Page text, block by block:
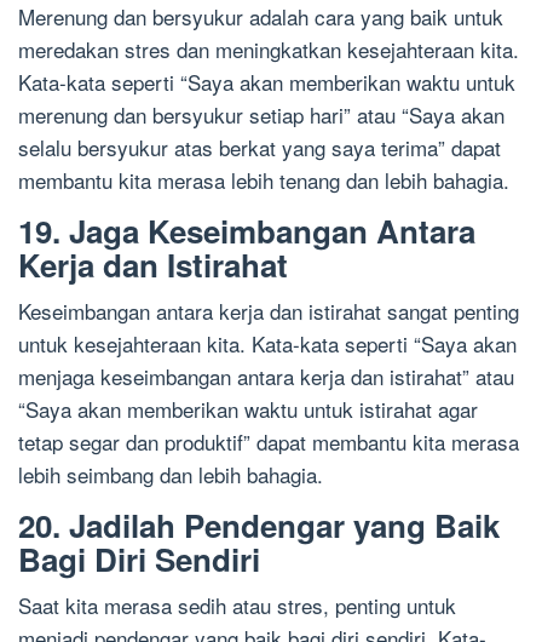
Merenung dan bersyukur adalah cara yang baik untuk
meredakan stres dan meningkatkan kesejahteraan kita.
Kata-kata seperti “Saya akan memberikan waktu untuk
merenung dan bersyukur setiap hari” atau “Saya akan
selalu bersyukur atas berkat yang saya terima” dapat
membantu kita merasa lebih tenang dan lebih bahagia.
19. Jaga Keseimbangan Antara
Kerja dan Istirahat
Keseimbangan antara kerja dan istirahat sangat penting
untuk kesejahteraan kita. Kata-kata seperti “Saya akan
menjaga keseimbangan antara kerja dan istirahat” atau
“Saya akan memberikan waktu untuk istirahat agar
tetap segar dan produktif” dapat membantu kita merasa
lebih seimbang dan lebih bahagia.
20. Jadilah Pendengar yang Baik
Bagi Diri Sendiri
Saat kita merasa sedih atau stres, penting untuk